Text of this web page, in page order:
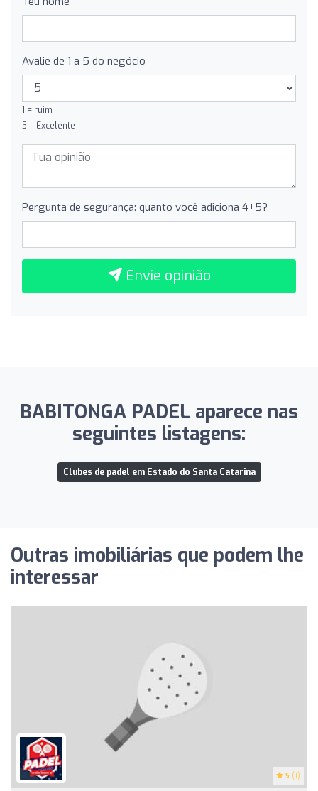
Avalie de 1 a 5 do negócio
1 = ruim
5 = Excelente
Pergunta de segurança: quanto você adiciona 4+5?
Envie opinião
BABITONGA PADEL aparece nas
seguintes listagens:
Clubes de padel em Estado do Santa Catarina
Outras imobiliárias que podem lhe
interessar
5 (1)